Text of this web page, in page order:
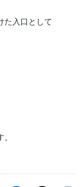
た入口として